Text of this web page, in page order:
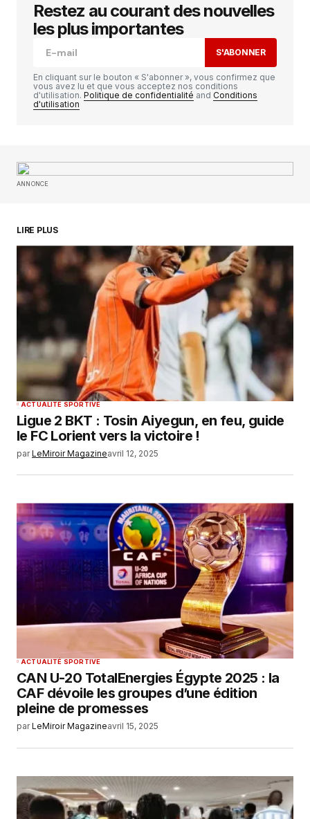
Votre adresse e-mail ne sera pas publiée. Les
champs obligatoires sont indiqués avec
Enregistrer mon nom, mon e-mail et mon
commentaire.
SUBMIT COMMENT
Restez au courant des nouvelles
les plus importantes
S'ABONNER
En cliquant sur le bouton « S'abonner », vous confirmez que
vous avez lu et que vous acceptez nos conditions
d'utilisation. Politique de confidentialité and Conditions
d'utilisation
ANNONCE
LIRE PLUS
ACTUALITÉ SPORTIVE
Ligue 2 BKT : Tosin Aiyegun, en feu, guide
le FC Lorient vers la victoire !
par LeMiroir Magazineavril 12, 2025
ACTUALITÉ SPORTIVE
CAN U-20 TotalEnergies Égypte 2025 : la
CAF dévoile les groupes d’une édition
pleine de promesses
par LeMiroir Magazineavril 15, 2025